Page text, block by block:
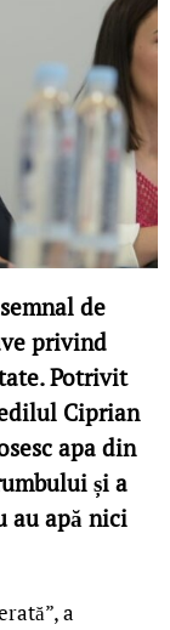
de
privind
Potrivit
Ciprian
apa din
și a
au apă nici
a